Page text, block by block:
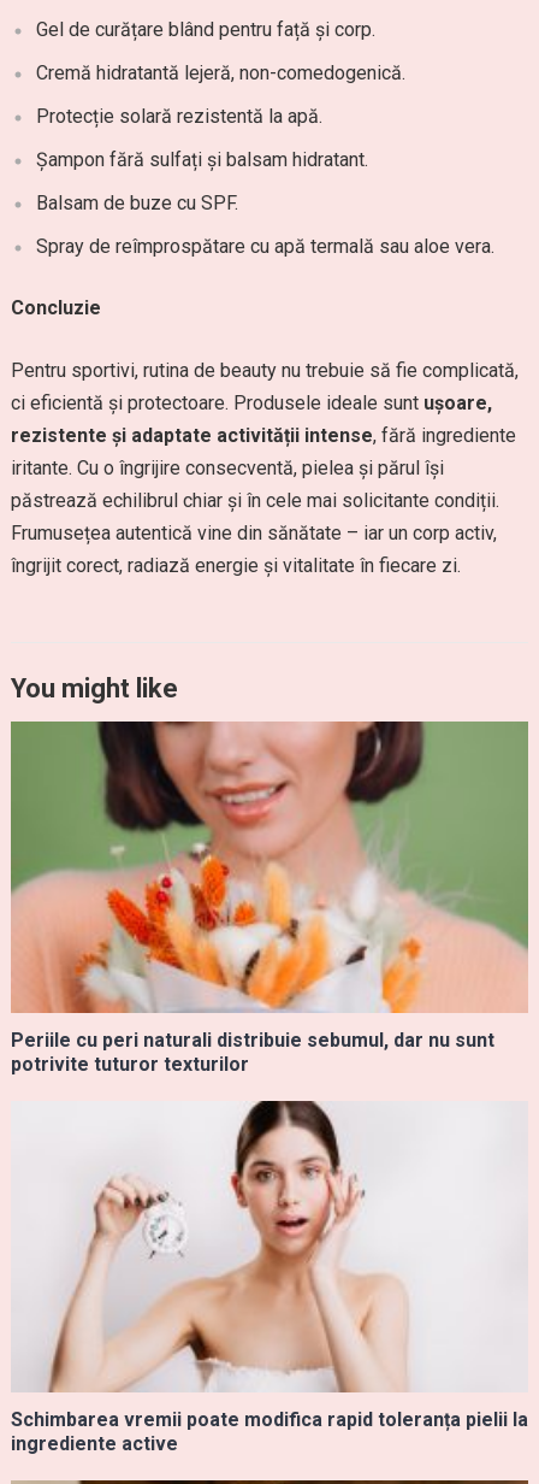
Gel de curățare blând pentru față și corp.
Cremă hidratantă lejeră, non-comedogenică.
Protecție solară rezistentă la apă.
Șampon fără sulfați și balsam hidratant.
Balsam de buze cu SPF.
Spray de reîmprospătare cu apă termală sau aloe vera.
Concluzie
Pentru sportivi, rutina de beauty nu trebuie să fie complicată,
ci eficientă și protectoare. Produsele ideale sunt ușoare,
rezistente și adaptate activității intense, fără ingrediente
iritante. Cu o îngrijire consecventă, pielea și părul își
păstrează echilibrul chiar și în cele mai solicitante condiții.
Frumusețea autentică vine din sănătate – iar un corp activ,
îngrijit corect, radiază energie și vitalitate în fiecare zi.
You might like
Periile cu peri naturali distribuie sebumul, dar nu sunt
potrivite tuturor texturilor
Schimbarea vremii poate modifica rapid toleranța pielii la
ingrediente active